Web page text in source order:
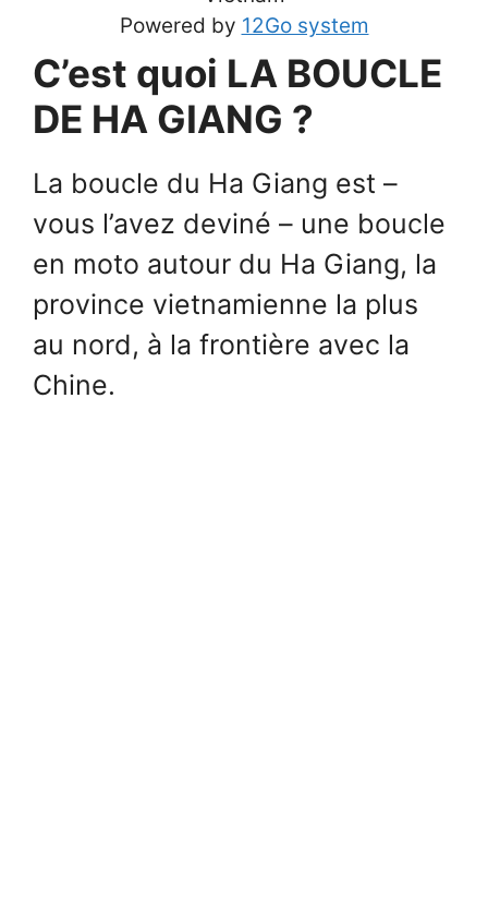
Powered by 12Go system
C’est quoi LA BOUCLE
DE HA GIANG ?
La boucle du Ha Giang est –
vous l’avez deviné – une boucle
en moto autour du Ha Giang, la
province vietnamienne la plus
au nord, à la frontière avec la
Chine.